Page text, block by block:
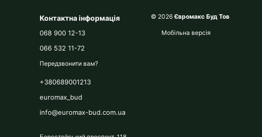
Контактна інформація
068 900 12-13
066 532 11-72
Передзвонити вам?
+380689001213
euromax_bud
info@euromax-bud.com.ua
© 2026 Євромакс Буд Тов
Мобільна версія